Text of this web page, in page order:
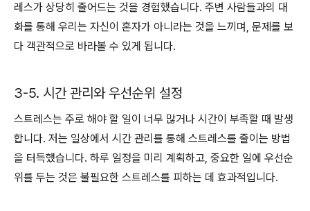
레스가 상당히 줄어드는 것을 경험했습니다. 주변 사람들과의 대
화를 통해 우리는 자신이 혼자가 아니라는 것을 느끼며, 문제를 보
다 객관적으로 바라볼 수 있게 됩니다.
3-5. 시간 관리와 우선순위 설정
스트레스는 주로 해야 할 일이 너무 많거나 시간이 부족할 때 발생
합니다. 저는 일상에서 시간 관리를 통해 스트레스를 줄이는 방법
을 터득했습니다. 하루 일정을 미리 계획하고, 중요한 일에 우선순
위를 두는 것은 불필요한 스트레스를 피하는 데 효과적입니다.